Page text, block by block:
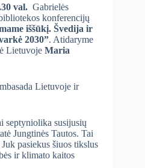
val. Gabrielės
konferencijų
iššūkį. Švedija ir
2030”. Atidaryme
Lietuvoje Maria
Lietuvoje ir
septyniolika susijusių
Jungtinės Tautos. Tai
pasiekus šiuos tikslus
ir klimato kaitos